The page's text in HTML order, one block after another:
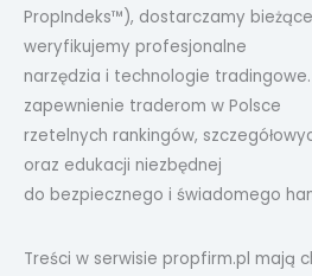
PropIndeks™), dostarczamy
weryfikujemy profesjonalne
narzędzia i technologie
zapewnienie traderom w Polsce
rzetelnych rankingów,
oraz edukacji niezbędnej
do bezpiecznego i świadomego
Treści w serwisie propfirm.pl mają